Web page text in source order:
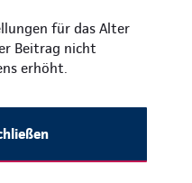
für das Alter
Beitrag nicht
erhöht.